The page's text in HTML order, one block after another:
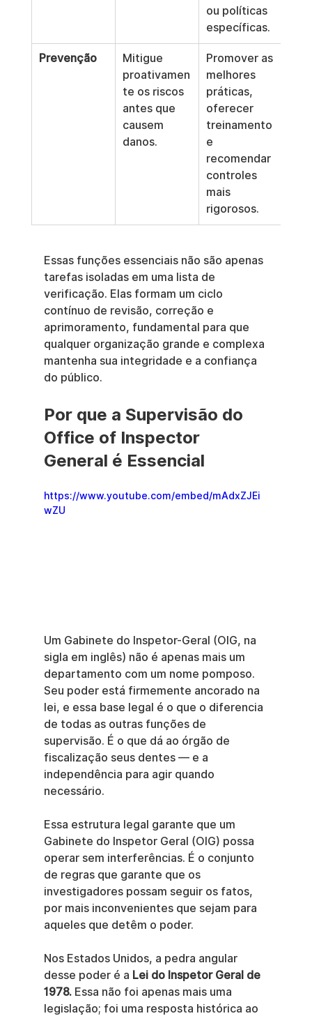
ou políticas
específicas.
Prevenção
Mitigue
proativamen
te os riscos
antes que
causem
danos.
Promover as
melhores
práticas,
oferecer
treinamento
e
recomendar
controles
mais
rigorosos.
Essas funções essenciais não são apenas
tarefas isoladas em uma lista de
verificação. Elas formam um ciclo
contínuo de revisão, correção e
aprimoramento, fundamental para que
qualquer organização grande e complexa
mantenha sua integridade e a confiança
do público.
Por que a Supervisão do
Office of Inspector
General é Essencial
https://www.youtube.com/embed/mAdxZJEi
wZU
Um Gabinete do Inspetor-Geral (OIG, na
sigla em inglês) não é apenas mais um
departamento com um nome pomposo.
Seu poder está firmemente ancorado na
lei, e essa base legal é o que o diferencia
de todas as outras funções de
supervisão. É o que dá ao órgão de
fiscalização seus dentes — e a
independência para agir quando
necessário.
Essa estrutura legal garante que um
Gabinete do Inspetor Geral (OIG) possa
operar sem interferências. É o conjunto
de regras que garante que os
investigadores possam seguir os fatos,
por mais inconvenientes que sejam para
aqueles que detêm o poder.
Nos Estados Unidos, a pedra angular
desse poder é a Lei do Inspetor Geral de
1978. Essa não foi apenas mais uma
legislação; foi uma resposta histórica ao